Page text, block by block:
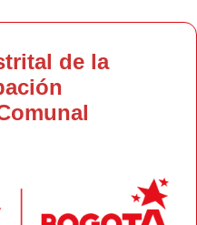
de la